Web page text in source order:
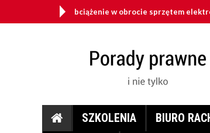
obciążenie w obrocie sprzętem elektronicznym?
SZKOLENIA BIURO